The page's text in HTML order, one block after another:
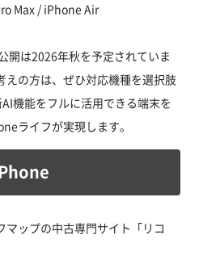
Max / iPhone Air
は2026年秋を予定されていま
の方は、ぜひ対応機種を選択肢
機能をフルに活用できる端末を
ライフが実現します。
ップの中古専門サイト「リコ